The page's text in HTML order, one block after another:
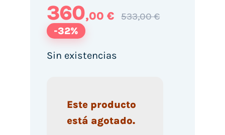
360,00 € 533,00 €
-32%
Sin existencias
Este producto
está agotado.